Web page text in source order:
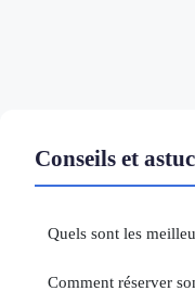
Conseils et
Quels sont les
Comment réserver